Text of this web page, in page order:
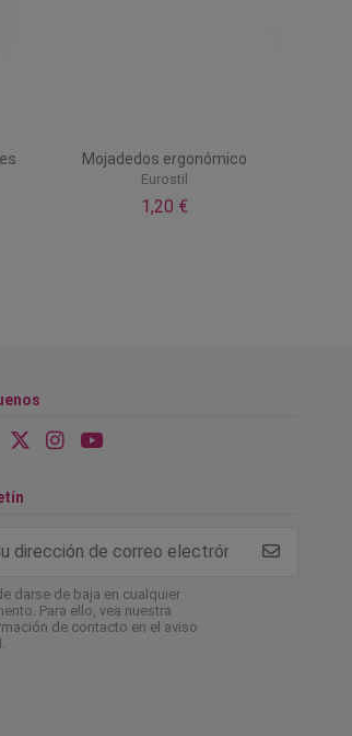
Mojadedos ergonómico
Eurostil
1,20 €
darse de baja en cualquier
Para ello, vea nuestra
de contacto en el aviso